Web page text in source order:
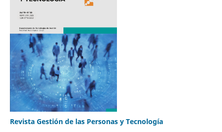
Revista Gestión de las Personas y Tecnología